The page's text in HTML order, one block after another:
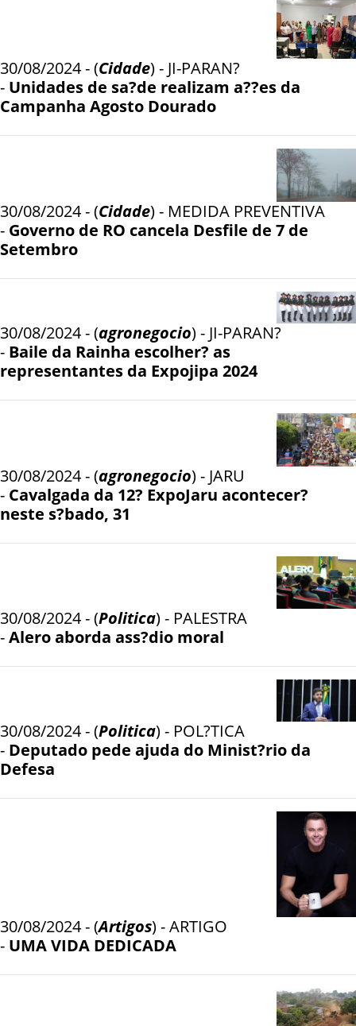
30/08/2024 - (Cidade) - JI-PARAN?
- Unidades de sa?de realizam a??es da
Campanha Agosto Dourado
30/08/2024 - (Cidade) - MEDIDA PREVENTIVA
- Governo de RO cancela Desfile de 7 de
Setembro
30/08/2024 - (agronegocio) - JI-PARAN?
- Baile da Rainha escolher? as
representantes da Expojipa 2024
30/08/2024 - (agronegocio) - JARU
- Cavalgada da 12? ExpoJaru acontecer?
neste s?bado, 31
30/08/2024 - (Politica) - PALESTRA
-Alero aborda ass?dio moral
30/08/2024 - (Politica) - POL?TICA
- Deputado pede ajuda do Minist?rio da
Defesa
30/08/2024 - (Artigos) - ARTIGO
- UMA VIDA DEDICADA